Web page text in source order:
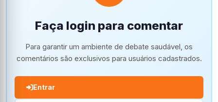
Faça login para comentar
Para garantir um ambiente de debate saudável, os
comentários são exclusivos para usuários cadastrados.
Entrar